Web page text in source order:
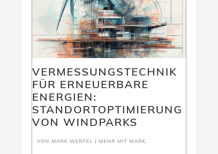
VERMESSUNGSTECHNIK
FÜR ERNEUERBARE
ENERGIEN:
STANDORTOPTIMIERUNG
VON WINDPARKS
VON MARK WERFEL | MEHR MIT MARK,